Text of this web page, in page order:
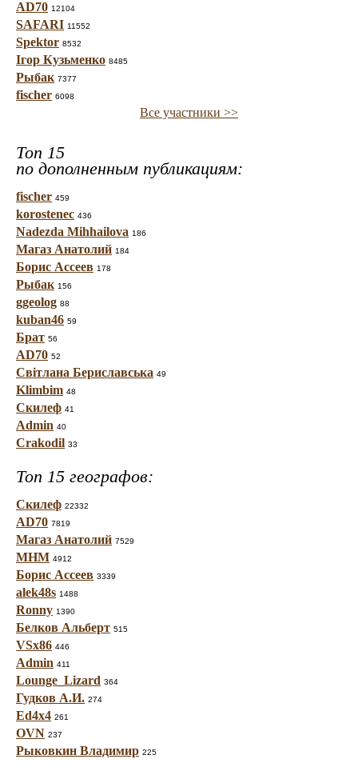
AD70 12104
SAFARI 11552
Spektor 8532
Ігор Кузьменко 8485
Рыбак 7377
fischer 6098
Все участники >>
Топ 15
по дополненным публикациям:
fischer 459
korostenec 436
Nadezda Mihhailova 186
Магаз Анатолий 184
Борис Ассеев 178
Рыбак 156
ggeolog 88
kuban46 59
Брат 56
AD70 52
Світлана Бериславська 49
Klimbim 48
Скилеф 41
Admin 40
Crakodil 33
Топ 15 географов:
Скилеф 22332
AD70 7819
Магаз Анатолий 7529
МНМ 4912
Борис Ассеев 3339
alek48s 1488
Ronny 1390
Белков Альберт 515
VSx86 446
Admin 411
Lounge_Lizard 364
Гудков А.И. 274
Ed4x4 261
OVN 237
Рыковкин Владимир 225